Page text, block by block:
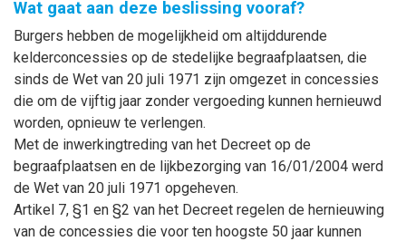
Wat gaat aan deze beslissing vooraf?
Burgers hebben de mogelijkheid om altijddurende
kelderconcessies op de stedelijke begraafplaatsen, die
sinds de Wet van 20 juli 1971 zijn omgezet in concessies
die om de vijftig jaar zonder vergoeding kunnen hernieuwd
worden, opnieuw te verlengen.
Met de inwerkingtreding van het Decreet op de
begraafplaatsen en de lijkbezorging van 16/01/2004 werd
de Wet van 20 juli 1971 opgeheven.
Artikel 7, §1 en §2 van het Decreet regelen de hernieuwing
van de concessies die voor ten hoogste 50 jaar kunnen